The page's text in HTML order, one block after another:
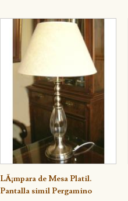
Detalle
LÃ¡mpara de Mesa Platil.
Pantalla simil Pergamino